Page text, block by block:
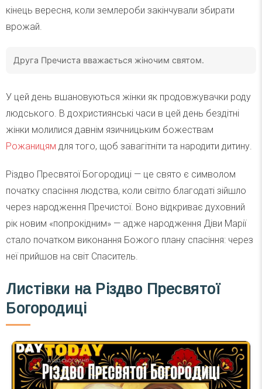
кінець вересня, коли землероби закінчували збирати
врожай.
Друга Пречиста вважається жіночим святом.
У цей день вшановуються жінки як продовжувачки роду
людського. В дохристиянські часи в цей день бездітні
жінки молилися давнім язичницьким божествам
Рожаницям для того, щоб завагітніти та народити дитину.
Різдво Пресвятої Богородиці — це свято є символом
початку спасіння людства, коли світло благодаті зійшло
через народження Пречистої. Воно відкриває духовний
рік новим «попрокідним» — адже народження Діви Марії
стало початком виконання Божого плану спасіння: через
неї прийшов на світ Спаситель.
Листівки на Різдво Пресвятої
Богородиці